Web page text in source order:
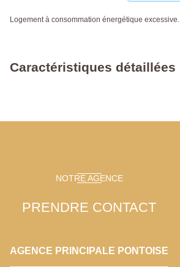
Logement à consommation énergétique excessive.
Caractéristiques détaillées
NOTRE AGENCE
PRENDRE CONTACT
AGENCE PRINCIPALE PONTOISE